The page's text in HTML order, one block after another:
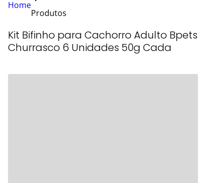
Home
Produtos
Kit Bifinho para Cachorro Adulto Bpets
Churrasco 6 Unidades 50g Cada